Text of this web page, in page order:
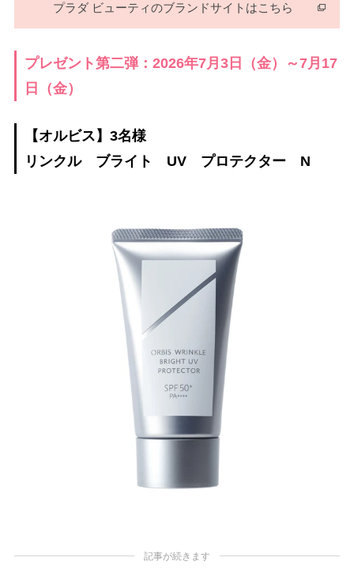
プラダ ビューティのブランドサイトはこちら
プレゼント第二弾：2026年7月3日（金）～7月17
日（金）
【オルビス】3名様
リンクル ブライト UV プロテクター N
記事が続きます